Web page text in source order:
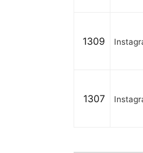
1309
1307